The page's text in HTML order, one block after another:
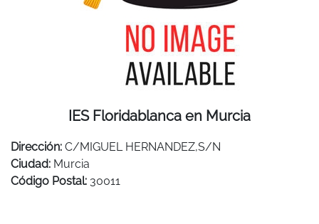
IES Floridablanca en Murcia
Dirección: C/MIGUEL HERNANDEZ,S/N
Ciudad: Murcia
Código Postal: 30011